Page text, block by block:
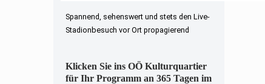
Spannend, sehenswert und stets den Live-
Stadionbesuch vor Ort propagierend
Klicken Sie ins OÖ Kulturquartier
für Ihr Programm an 365 Tagen im